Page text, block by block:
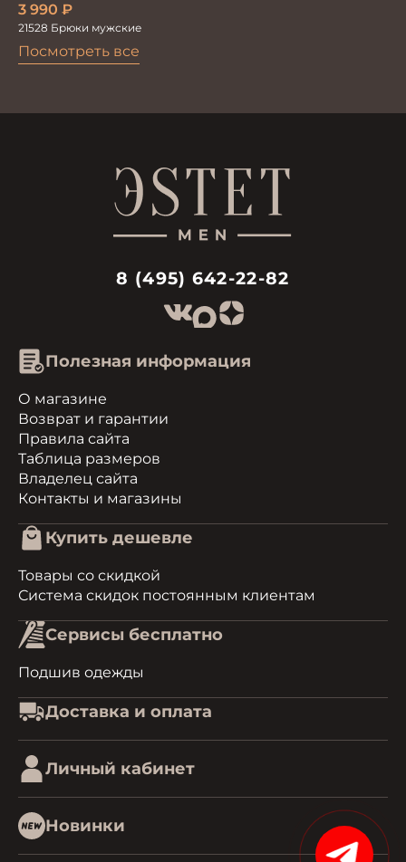
Посмотреть все
3 990 ₽
21528 Брюки мужские
8 (495) 642-22-82
Полезная информация
О магазине
Возврат и гарантии
Правила сайта
Таблица размеров
Владелец сайта
Контакты и магазины
Купить дешевле
Товары со скидкой
Система скидок постоянным клиентам
Сервисы бесплатно
Подшив одежды
Доставка и оплата
Личный кабинет
Новинки
15%